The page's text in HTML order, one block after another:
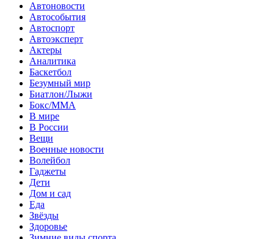
Автоновости
Автособытия
Автоспорт
Автоэксперт
Актеры
Аналитика
Баскетбол
Безумный мир
Биатлон/Лыжи
Бокс/MMA
В мире
В России
Вещи
Военные новости
Волейбол
Гаджеты
Дети
Дом и сад
Еда
Звёзды
Здоровье